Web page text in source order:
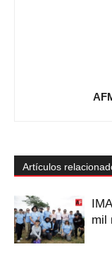
Artículos
mil